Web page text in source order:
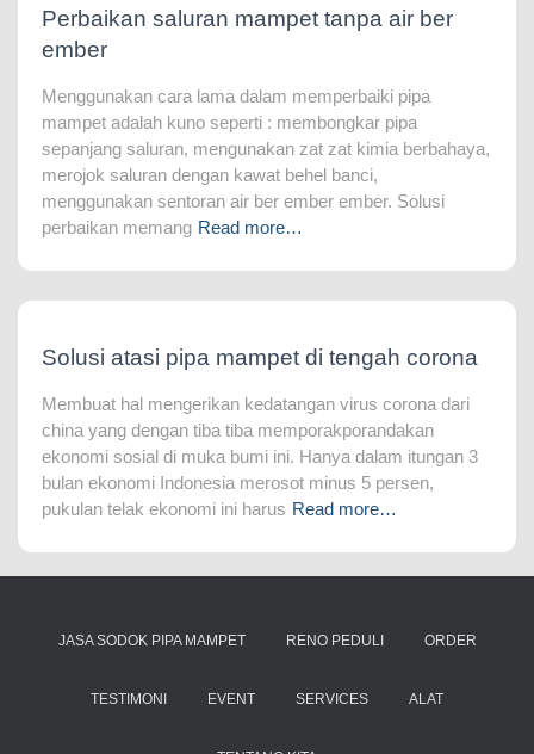
Perbaikan saluran mampet tanpa air ber
ember
Menggunakan cara lama dalam memperbaiki pipa
mampet adalah kuno seperti : membongkar pipa
sepanjang saluran, mengunakan zat zat kimia berbahaya,
merojok saluran dengan kawat behel banci,
menggunakan sentoran air ber ember ember. Solusi
perbaikan memang Read more…
Solusi atasi pipa mampet di tengah corona
Membuat hal mengerikan kedatangan virus corona dari
china yang dengan tiba tiba memporakporandakan
ekonomi sosial di muka bumi ini. Hanya dalam itungan 3
bulan ekonomi Indonesia merosot minus 5 persen,
pukulan telak ekonomi ini harus Read more…
JASA SODOK PIPA MAMPET RENO PEDULI ORDER
TESTIMONI EVENT SERVICES ALAT